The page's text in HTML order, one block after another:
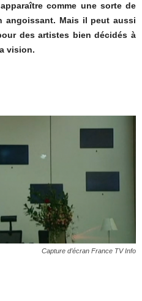
comme une sorte de
angoissant. Mais il peut aussi
des artistes bien décidés à
vision.
Capture d’écran France TV Info